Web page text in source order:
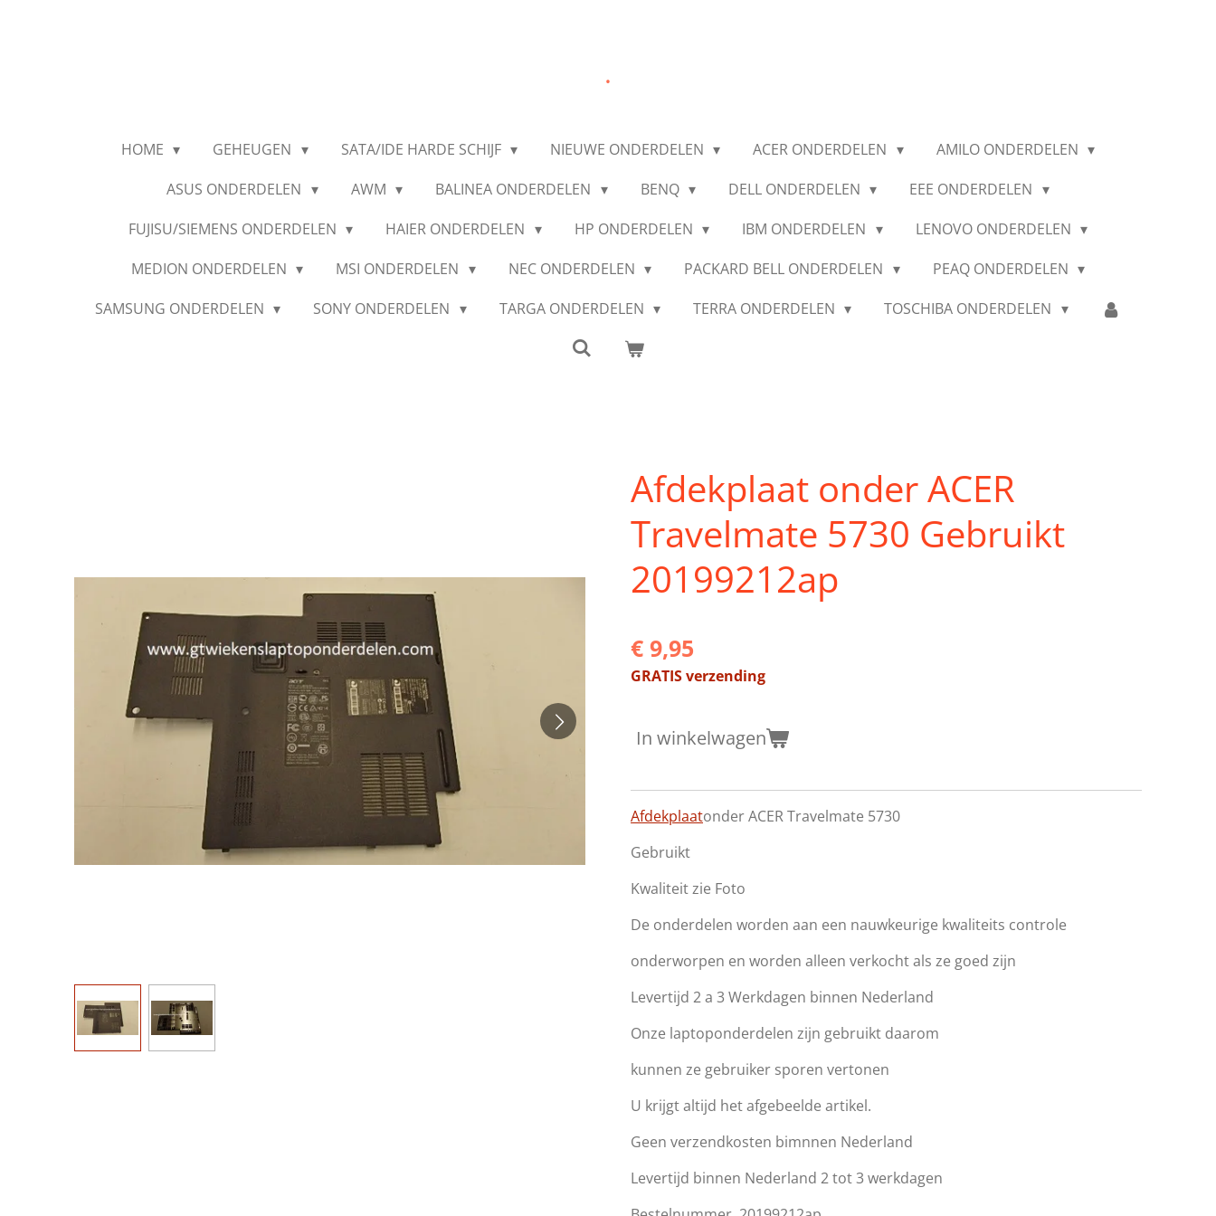
.
HOME GEHEUGEN SATA/IDE HARDE SCHIJF NIEUWE ONDERDELEN ACER ONDERDELEN
AMILO ONDERDELEN
ASUS ONDERDELEN
AWM BALINEA ONDERDELEN BENQ DELL ONDERDELEN
EEE ONDERDELEN
FUJISU/SIEMENS ONDERDELEN
HAIER ONDERDELEN HP ONDERDELEN IBM ONDERDELEN
LENOVO ONDERDELEN
MEDION ONDERDELEN
MSI ONDERDELEN NEC ONDERDELEN PACKARD BELL ONDERDELEN
PEAQ ONDERDELEN
SAMSUNG ONDERDELEN
SONY ONDERDELEN TARGA ONDERDELEN TERRA ONDERDELEN TOSCHIBA ONDERDELEN
Afdekplaat onder ACER
Travelmate 5730 Gebruikt
20199212ap
€ 9,95
GRATIS verzending
In winkelwagen
Afdekplaatonder ACER Travelmate 5730
Gebruikt
Kwaliteit zie Foto
De onderdelen worden aan een nauwkeurige kwaliteits controle
onderworpen en worden alleen verkocht als ze goed zijn
Levertijd 2 a 3 Werkdagen binnen Nederland
Onze laptoponderdelen zijn gebruikt daarom
kunnen ze gebruiker sporen vertonen
U krijgt altijd het afgebeelde artikel.
Geen verzendkosten bimnnen Nederland
Levertijd binnen Nederland 2 tot 3 werkdagen